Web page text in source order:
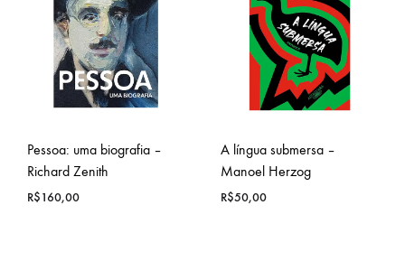
Pessoa: uma biografia –
Richard Zenith
R$160,00
A língua submersa –
Manoel Herzog
R$50,00